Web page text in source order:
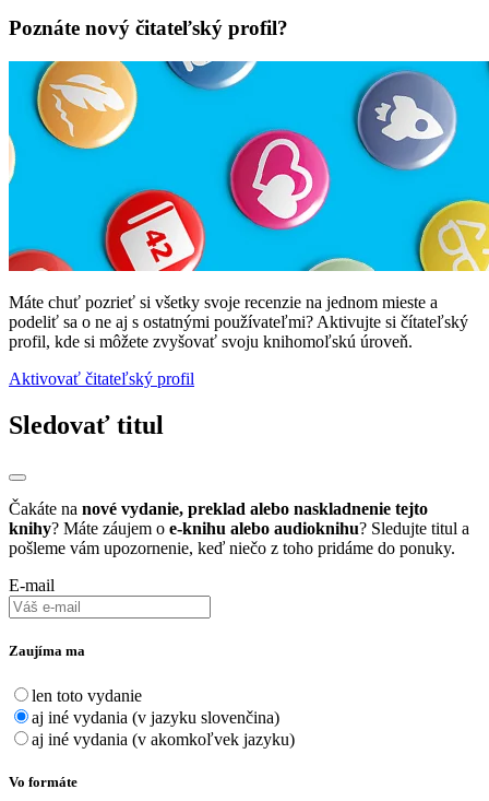
Poznáte nový čitateľský profil?
Máte chuť pozrieť si všetky svoje recenzie na jednom mieste a
podeliť sa o ne aj s ostatnými používateľmi? Aktivujte si čítateľský
profil, kde si môžete zvyšovať svoju knihomoľskú úroveň.
Aktivovať čitateľský profil
Sledovať titul
Čakáte na nové vydanie, preklad alebo naskladnenie tejto
knihy? Máte záujem o e-knihu alebo audioknihu? Sledujte titul a
pošleme vám upozornenie, keď niečo z toho pridáme do ponuky.
E-mail
Zaujíma ma
len toto vydanie
aj iné vydania (v jazyku slovenčina)
aj iné vydania (v akomkoľvek jazyku)
Vo formáte